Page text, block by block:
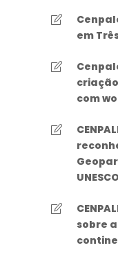
em
com
UNESCO
sobre